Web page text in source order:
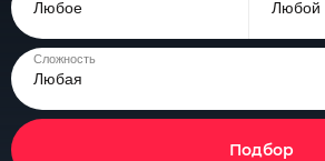
Любое Любой
Сложность
Любая
Подбор